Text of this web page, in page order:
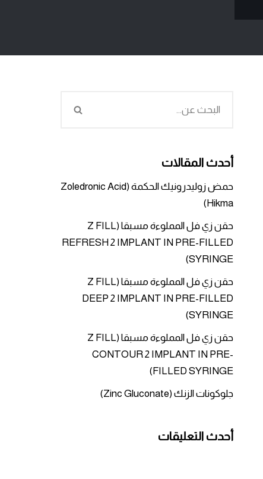
أحدث المقالات
حمض زوليدرونيك الحكمة (Zoledronic Acid
Hikma)
حقن زي فل المملوءة مسبقا (Z FILL
REFRESH 2 IMPLANT IN PRE-FILLED
SYRINGE)
حقن زي فل المملوءة مسبقا (Z FILL
DEEP 2 IMPLANT IN PRE-FILLED
SYRINGE)
حقن زي فل المملوءة مسبقا (Z FILL
CONTOUR 2 IMPLANT IN PRE-
FILLED SYRINGE)
جلوكونات الزنك (Zinc Gluconate)
أحدث التعليقات